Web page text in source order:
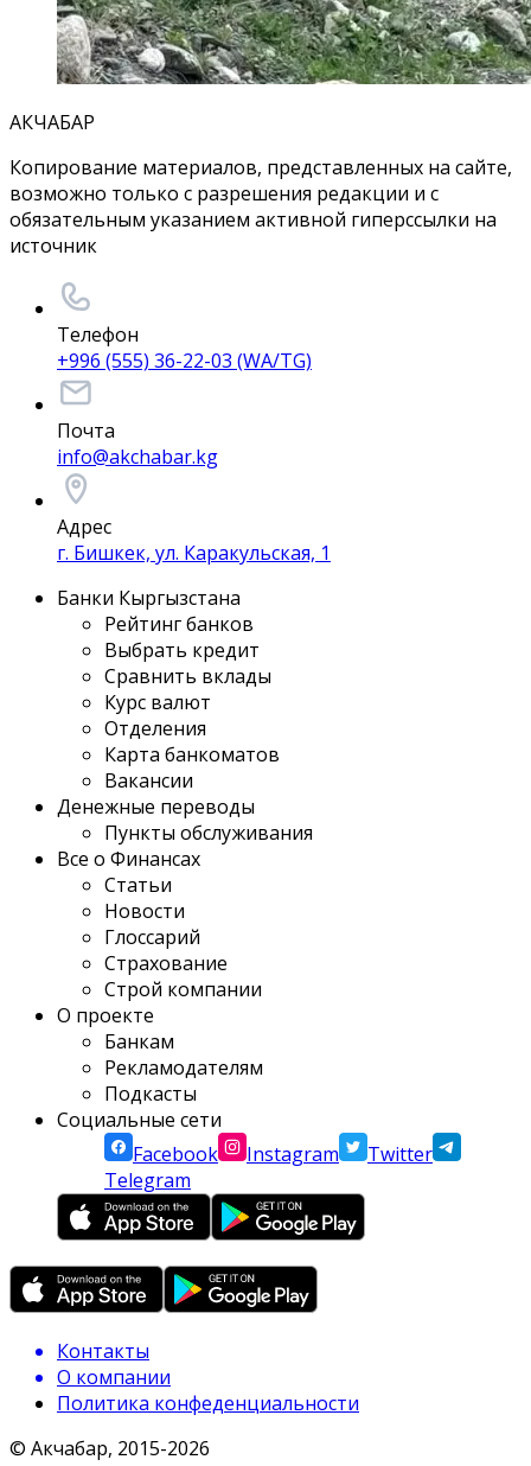
АКЧАБАР
Копирование материалов, представленных на сайте,
возможно только с разрешения редакции и с
обязательным указанием активной гиперссылки на
источник
Телефон
+996 (555) 36-22-03 (WA/TG)
Почта
info@akchabar.kg
Адрес
г. Бишкек, ул. Каракульская, 1
Банки Кыргызстана
Рейтинг банков
Выбрать кредит
Сравнить вклады
Курс валют
Отделения
Карта банкоматов
Вакансии
Денежные переводы
Пункты обслуживания
Все о Финансах
Статьи
Новости
Глоссарий
Страхование
Строй компании
О проекте
Банкам
Рекламодателям
Подкасты
Социальные сети
Facebook
Instagram
Twitter
Telegram
Контакты
О компании
Политика конфеденциальности
© Акчабар, 2015-2026